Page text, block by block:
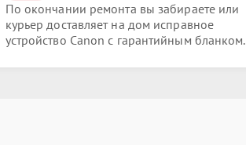
По окончании ремонта вы забираете или
курьер доставляет на дом исправное
устройство Canon с гарантийным бланком.